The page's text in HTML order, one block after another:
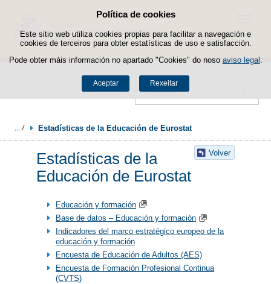
Política de cookies
Este sitio web utiliza cookies propias para facilitar a navegación e
cookies de terceiros para obter estatísticas de uso e satisfacción.
Pode obter máis información no apartado "Cookies" do noso aviso legal
Aceptar Rexeitar
Saltar ao contido
Buscador
Menú
Estadísticas de la Educación de Eurostat
Volver
Estadísticas de la
Educación de Eurostat
Educación y formación
Base de datos – Educación y formación
Indicadores del marco estratégico europeo de la
educación y formación
Encuesta de Educación de Adultos (AES)
Encuesta de Formación Profesional Continua
(CVTS)